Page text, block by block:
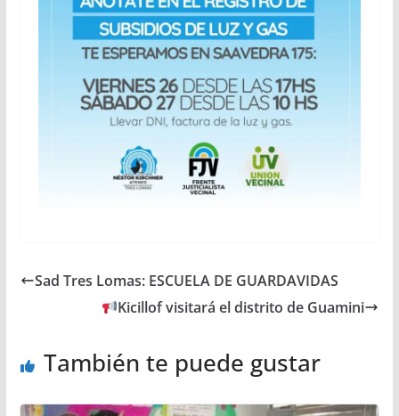
Sad Tres Lomas: ESCUELA DE GUARDAVIDAS
Kicillof visitará el distrito de Guamini
También te puede gustar